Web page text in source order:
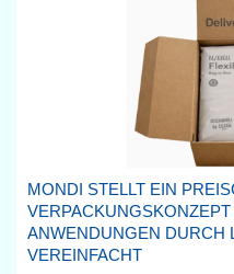
MONDI STELLT EIN
ANWENDUNGEN DURCH
VEREINFACHT